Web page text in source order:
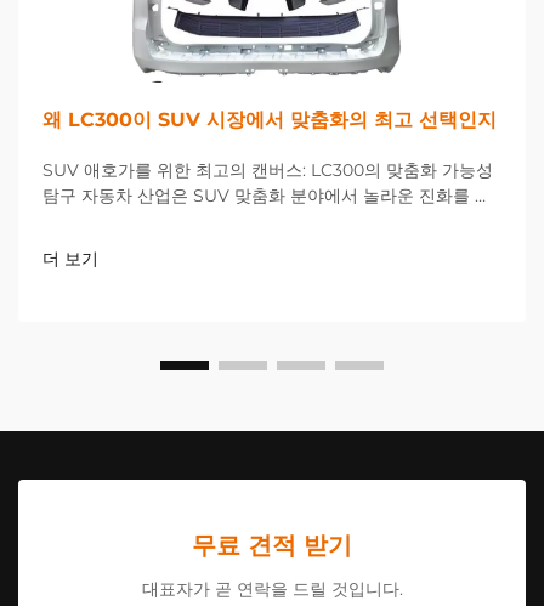
왜 LC300이 SUV 시장에서 맞춤화의 최고 선택인지
SUV 애호가를 위한 최고의 캔버스: LC300의 맞춤화 가능성
탐구 자동차 산업은 SUV 맞춤화 분야에서 놀라운 진화를 경
플래그십 차량은...
더 보기
무료 견적 받기
대표자가 곧 연락을 드릴 것입니다.